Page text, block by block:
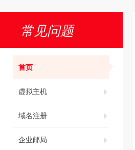
常见问题
首页
虚拟主机
域名注册
企业邮局